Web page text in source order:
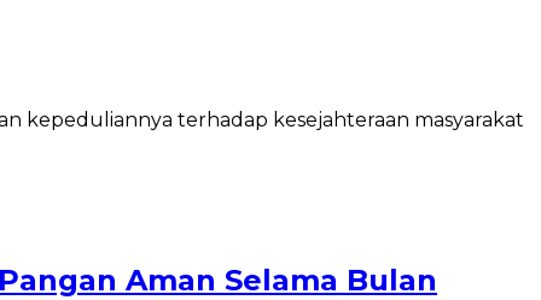
kepeduliannya terhadap kesejahteraan masyarakat
Aman Selama Bulan